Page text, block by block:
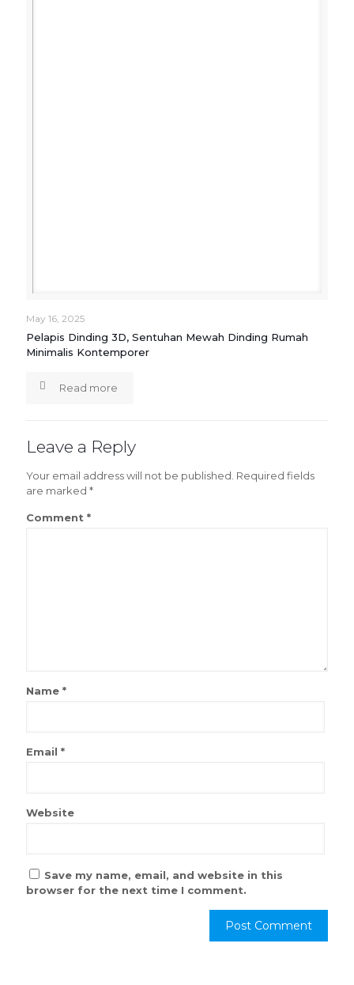
May 16, 2025
Pelapis Dinding 3D, Sentuhan Mewah Dinding Rumah
Minimalis Kontemporer
Read more
Leave a Reply
Your email address will not be published. Required fields
are marked *
Comment *
Name *
Email *
Website
Save my name, email, and website in this
browser for the next time I comment.